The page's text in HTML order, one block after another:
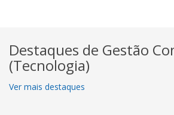
Destaques de Gestão
(Tecnologia)
Ver mais destaques